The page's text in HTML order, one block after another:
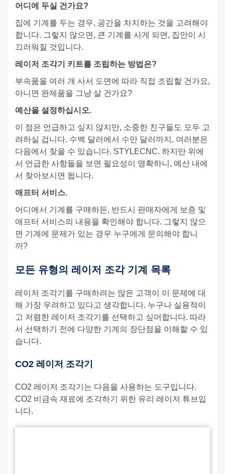
어디에 두실 건가요?
집에 기계를 두는 경우, 공간을 차지하는 것을 고려해야
합니다. 그렇지 않으면, 큰 기계를 사게 되면, 집안이 시
끄러워질 것입니다.
레이저 조각기 키트를 조립하는 방법은?
부속품을 여러 개 사서 도면에 따라 직접 조립할 건가요,
아니면 완제품을 그냥 살 건가요?
예산을 설정하십시오.
이 점은 언급하고 싶지 않지만, 소중한 친구들도 모두 고
려하실 겁니다. 수백 달러에서 수만 달러까지, 여러분은
다음에서 찾을 수 있습니다. STYLECNC. 하지만 위에
서 언급한 사항들을 보면 필요성이 명확하니, 예산 내에
서 찾아보시면 됩니다.
애프터 서비스.
어디에서 기계를 구매하든, 반드시 판매자에게 보증 및
애프터 서비스의 내용을 확인해야 합니다. 그렇지 않으
면 기계에 문제가 있는 경우 누구에게 문의해야 합니
까?
모든 유형의 레이저 조각 기계 목록
레이저 조각기를 구매하려는 많은 고객이 이 문제에 대
해 가장 우려하고 있다고 생각합니다. 누구나 실용적이
고 저렴한 레이저 조각기를 선택하고 싶어합니다. 따라
서 선택하기 전에 다양한 기계의 장단점을 이해할 수 있
습니다.
CO2 레이저 조각기
CO2 레이저 조각기는 다음을 사용하는 도구입니다.
CO2 비금속 재료에 조각하기 위한 유리 레이저 튜브입
니다.